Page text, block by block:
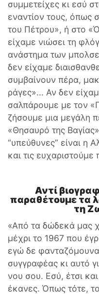
συμμετείχες κι εσύ
εναντίον τους, όπως
του Πέτρου», ή στο
είχαμε νιώσει τη
ανάστημα των
δεν είχαμε
συμβαίνουν πέρα,
ράγες»... Αν δεν
σαλπάρουμε με τον
ζήσουμε μια μεγάλη
«Θησαυρό της
“υπεύθυνες” είναι η
και τις ευχαριστούμε
Αντί
παραθέτουμε τα
τη
«Από τα δώδεκά μας
μέχρι το 1967 που
εγώ δε
συγγραφέας κι αυτό
νου σου. Εσύ, έτσι
έκανες. Όπως τότε,